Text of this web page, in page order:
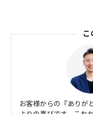
お客様からの『ありが